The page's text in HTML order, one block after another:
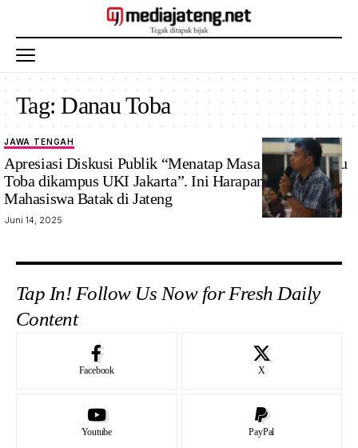
Tag:Danau Toba
Jansen Henry
Kurniawan
JAWA TENGAH
Apresiasi Diskusi Publik “Menatap Masa Depan Danau
Toba dikampus UKI Jakarta”. Ini Harapan Perwakilan
Mahasiswa Batak di Jateng
Juni 14, 2025
Tap In! Follow Us Now for Fresh Daily
Content
Facebook X
Youtube PayPal